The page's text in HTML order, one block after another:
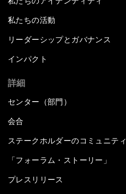
私たちの活動
リーダーシップとガバナンス
インパクト
詳細
センター（部門）
会合
ステークホルダーのコミュニティ
「フォーラム・ストーリー」
プレスリリース